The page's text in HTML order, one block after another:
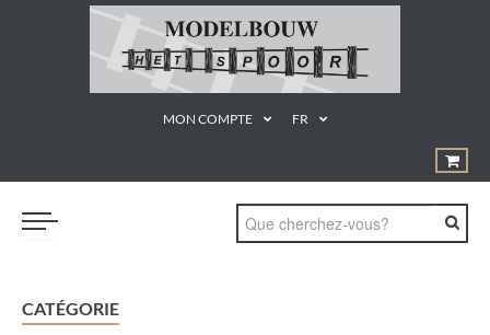
MON COMPTE FR
TRAINS
CATÉGORIE